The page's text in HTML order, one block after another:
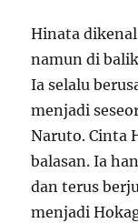
Hinata
namun di
Ia selalu
menjadi
Naruto. Cinta
balasan. Ia
dan terus
menjadi